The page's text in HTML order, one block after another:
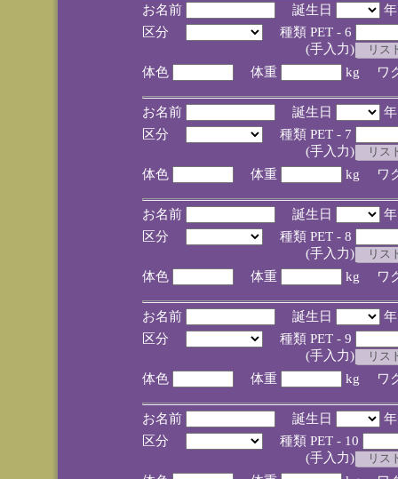
お名前 誕生日
区分
種類 PET - 6
(手入力)
体色
体重 kg ワ
お名前 誕生日
区分
種類 PET - 7
(手入力)
体色
体重 kg ワ
お名前 誕生日
区分
種類 PET - 8
(手入力)
体色
体重 kg ワ
お名前 誕生日
区分
種類 PET - 9
(手入力)
体色
体重 kg ワ
お名前 誕生日
区分
種類 PET - 10
(手入力)